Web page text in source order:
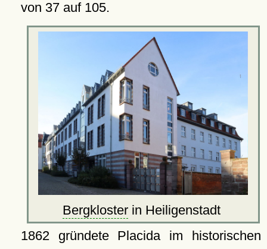
von 37 auf 105.
Bergklosterin Heiligenstadt
1862 gründete Placida im historischen